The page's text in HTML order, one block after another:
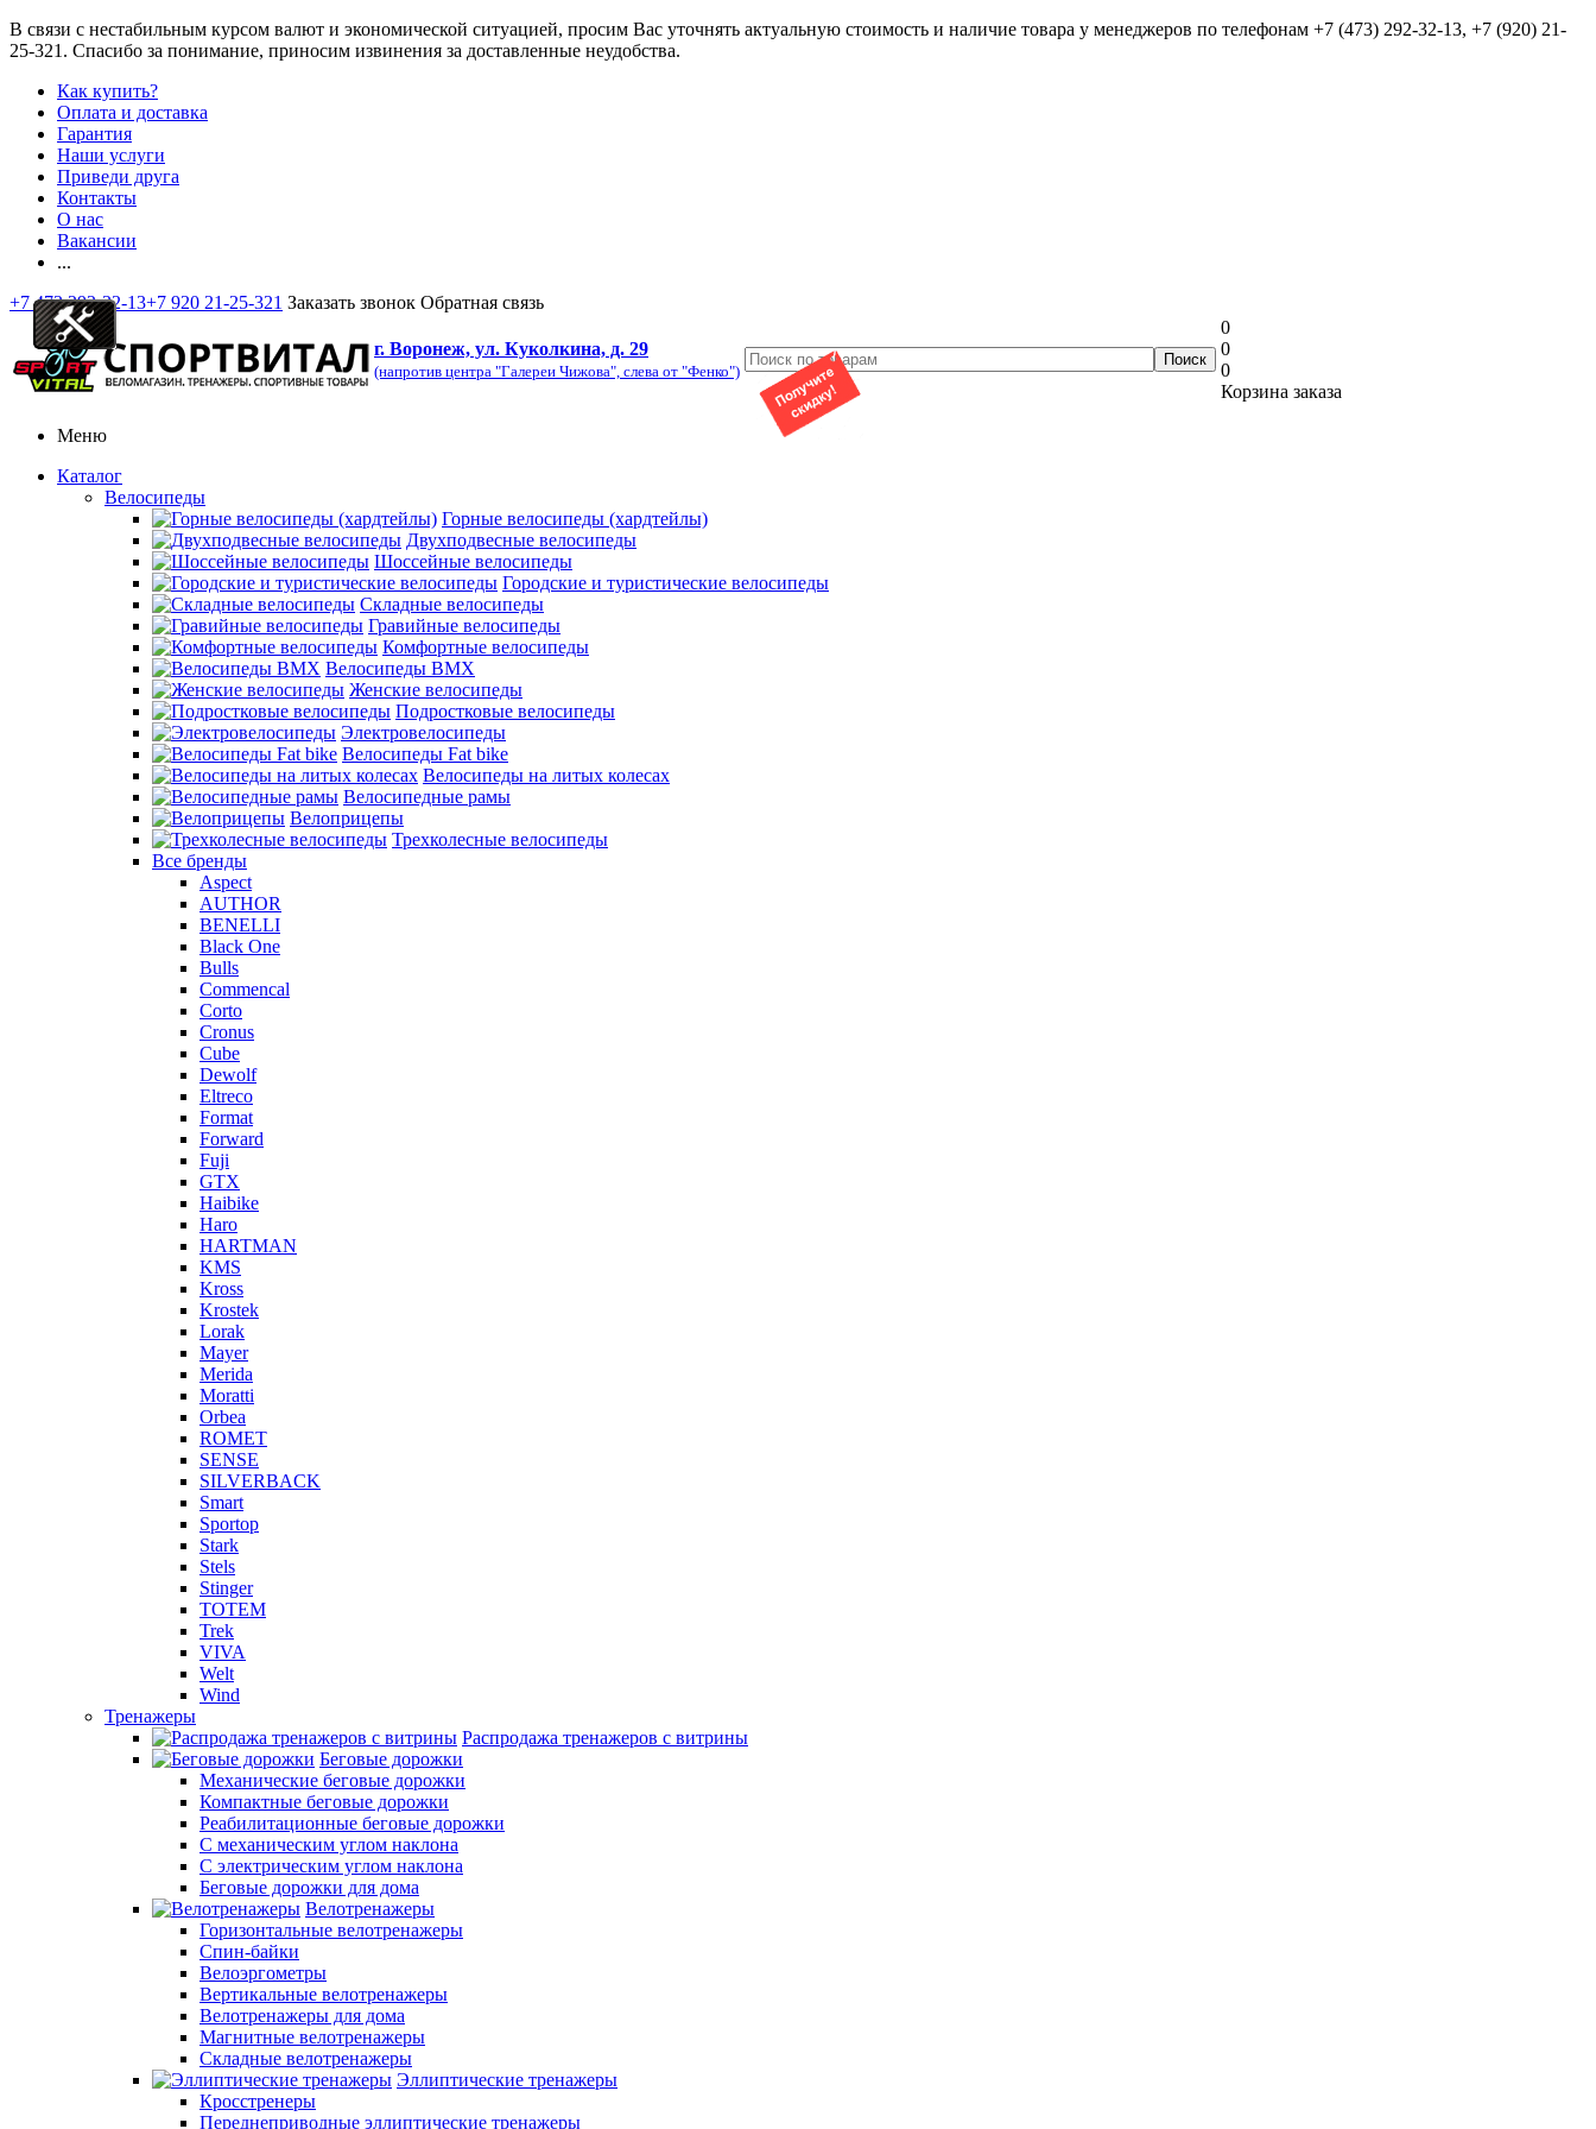
В связи с нестабильным курсом валют и экономической ситуацией, просим Вас уточнять актуальную стоимость и наличие товара у менеджеров по телефонам +7 (473) 292-32-13, +7 (920) 21-
25-321 . Спасибо за понимание, приносим извинения за доставленные неудобства.
Как купить?
Оплата и доставка
Гарантия
Наши услуги
Приведи друга
Контакты
О нас
Вакансии
...
+7 473 292-32-13+7 920 21-25-321 Заказать звонок Обратная связь
г. Воронеж, ул. Куколкина, д. 29
(напротив центра "Галереи Чижова", слева от "Фенко")
0
0
0
Корзина заказа
Меню
Каталог
Велосипеды
Горные велосипеды (хардтейлы)
Двухподвесные велосипеды
Шоссейные велосипеды
Городские и туристические велосипеды
Складные велосипеды
Гравийные велосипеды
Комфортные велосипеды
Велосипеды BMX
Женские велосипеды
Подростковые велосипеды
Электровелосипеды
Велосипеды Fat bike
Велосипеды на литых колесах
Велосипедные рамы
Велоприцепы
Трехколесные велосипеды
Все бренды
Aspect
AUTHOR
BENELLI
Black One
Bulls
Commencal
Corto
Cronus
Cube
Dewolf
Eltreco
Format
Forward
Fuji
GTX
Haibike
Haro
HARTMAN
KMS
Kross
Krostek
Lorak
Mayer
Merida
Moratti
Orbea
ROMET
SENSE
SILVERBACK
Smart
Sportop
Stark
Stels
Stinger
TOTEM
Trek
VIVA
Welt
Wind
Тренажеры
Распродажа тренажеров с витрины
Беговые дорожки
Механические беговые дорожки
Компактные беговые дорожки
Реабилитационные беговые дорожки
С механическим углом наклона
С электрическим углом наклона
Беговые дорожки для дома
Велотренажеры
Горизонтальные велотренажеры
Спин-байки
Велоэргометры
Вертикальные велотренажеры
Велотренажеры для дома
Магнитные велотренажеры
Складные велотренажеры
Эллиптические тренажеры
Кросстренеры
Переднеприводные эллиптические тренажеры